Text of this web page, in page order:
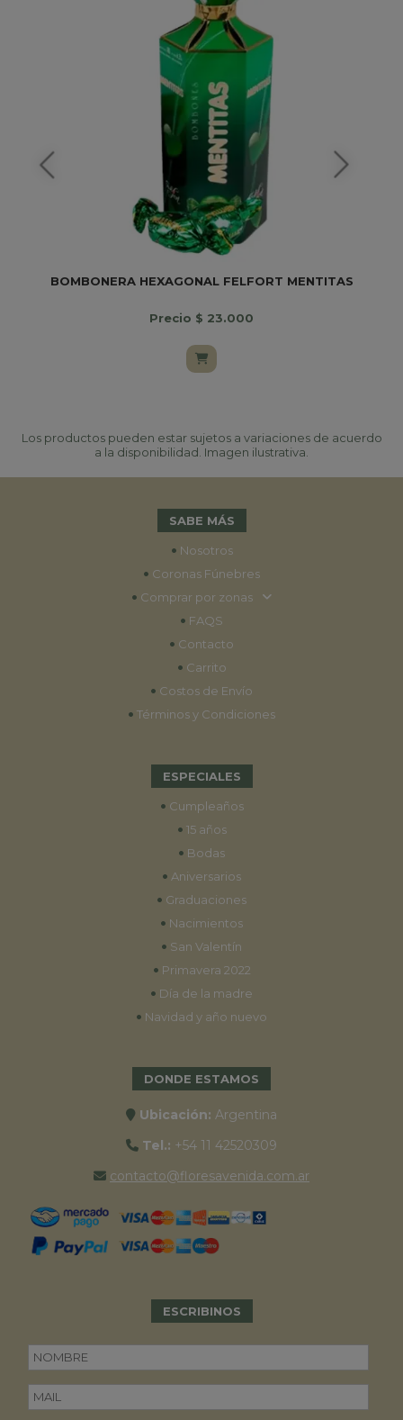
BOMBONERA HEXAGONAL FELFORT MENTITAS
Precio $ 23.000
Los productos pueden estar sujetos a variaciones de acuerdo
a la disponibilidad. Imagen ilustrativa.
SABE MÁS
• Nosotros
• Coronas Fúnebres
• Comprar por zonas
• FAQS
• Contacto
• Carrito
• Costos de Envío
• Términos y Condiciones
ESPECIALES
• Cumpleaños
• 15 años
• Bodas
• Aniversarios
• Graduaciones
• Nacimientos
• San Valentín
• Primavera 2022
• Día de la madre
• Navidad y año nuevo
DONDE ESTAMOS
Ubicación: Argentina
Tel.: +54 11 42520309
contacto@floresavenida.com.ar
ESCRIBINOS